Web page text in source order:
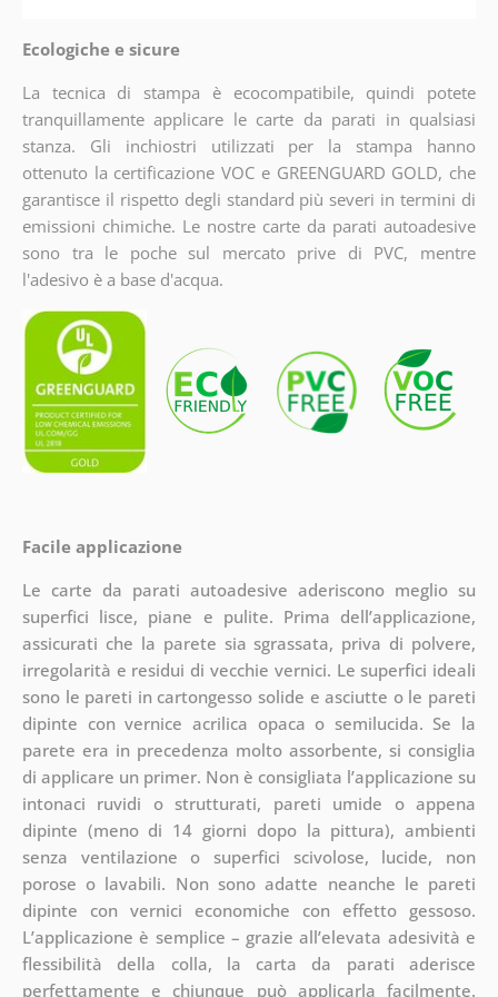
Ecologiche e sicure
La tecnica di stampa è ecocompatibile, quindi potete
tranquillamente applicare le carte da parati in qualsiasi
stanza. Gli inchiostri utilizzati per la stampa hanno
ottenuto la certificazione VOC e GREENGUARD GOLD, che
garantisce il rispetto degli standard più severi in termini di
emissioni chimiche. Le nostre carte da parati autoadesive
sono tra le poche sul mercato prive di PVC, mentre
l'adesivo è a base d'acqua.
Facile applicazione
Le carte da parati autoadesive aderiscono meglio su
superfici lisce, piane e pulite. Prima dell’applicazione,
assicurati che la parete sia sgrassata, priva di polvere,
irregolarità e residui di vecchie vernici. Le superfici ideali
sono le pareti in cartongesso solide e asciutte o le pareti
dipinte con vernice acrilica opaca o semilucida. Se la
parete era in precedenza molto assorbente, si consiglia
di applicare un primer. Non è consigliata l’applicazione su
intonaci ruvidi o strutturati, pareti umide o appena
dipinte (meno di 14 giorni dopo la pittura), ambienti
senza ventilazione o superfici scivolose, lucide, non
porose o lavabili. Non sono adatte neanche le pareti
dipinte con vernici economiche con effetto gessoso.
L’applicazione è semplice – grazie all’elevata adesività e
flessibilità della colla, la carta da parati aderisce
perfettamente e chiunque può applicarla facilmente.